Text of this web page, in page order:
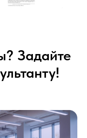
Задайте